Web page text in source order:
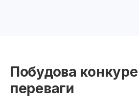
Побудова
переваги